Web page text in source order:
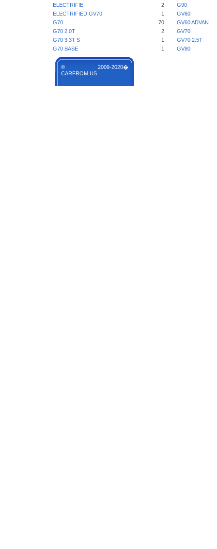
ELECTRIFIE 2
G90
ELECTRIFIED GV70
1
GV60
G70
70
GV60 ADVAN
G70 2.0T
2
GV70
G70 3.3T S
1
GV70 2.5T
G70 BASE
1 GV80
© 2009-2020�
CARFROM.US